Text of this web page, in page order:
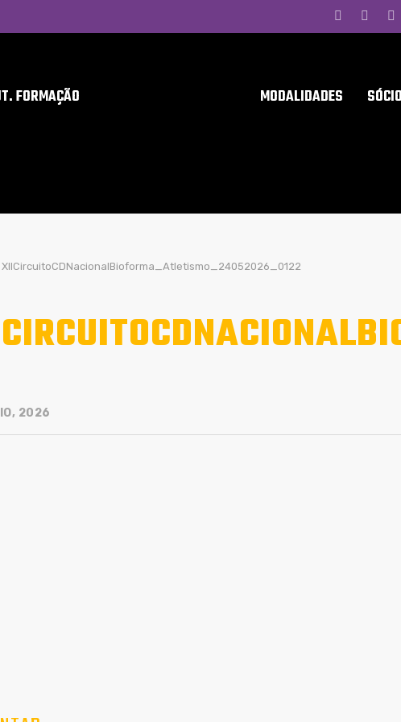
FORMAÇÃO MODALIDADES
XIICircuitoCDNacionalBioforma_Atletismo_24052026_0122
2026